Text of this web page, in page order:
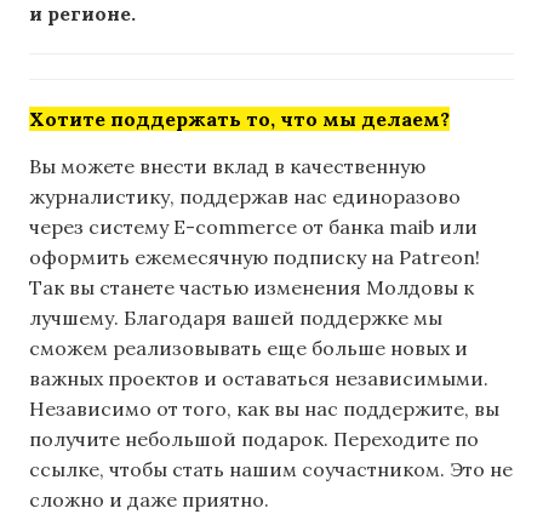
и регионе.
Хотите поддержать то, что мы делаем?
Вы можете внести вклад в качественную
журналистику, поддержав нас единоразово
через систему E-commerce от банка maib или
оформить ежемесячную подписку на Patreon!
Так вы станете частью изменения Молдовы к
лучшему. Благодаря вашей поддержке мы
сможем реализовывать еще больше новых и
важных проектов и оставаться независимыми.
Независимо от того, как вы нас поддержите, вы
получите небольшой подарок. Переходите по
ссылке, чтобы стать нашим соучастником. Это не
сложно и даже приятно.